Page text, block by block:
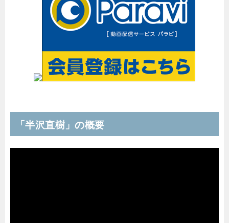
「半沢直樹」の概要